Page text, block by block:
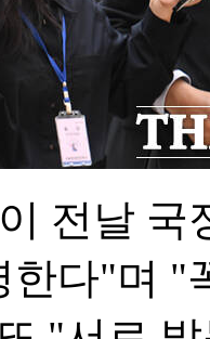
전날 국
한다"며 "